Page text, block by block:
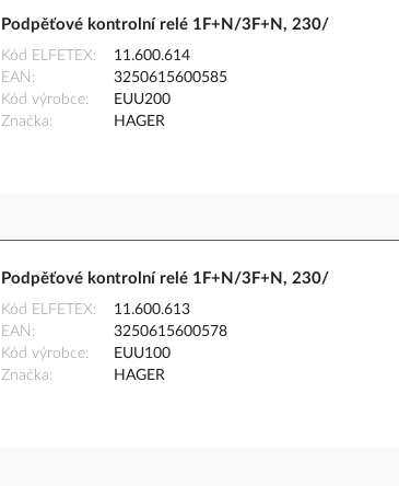
Podpěťové kontrolní relé 1F+N/3F+N, 230/
Kód ELFETEX
11.600.614
EAN
3250615600585
Kód výrobce
EUU200
Značka
HAGER
Podpěťové kontrolní relé 1F+N/3F+N, 230/
Kód ELFETEX
11.600.613
EAN
3250615600578
Kód výrobce
EUU100
Značka
HAGER